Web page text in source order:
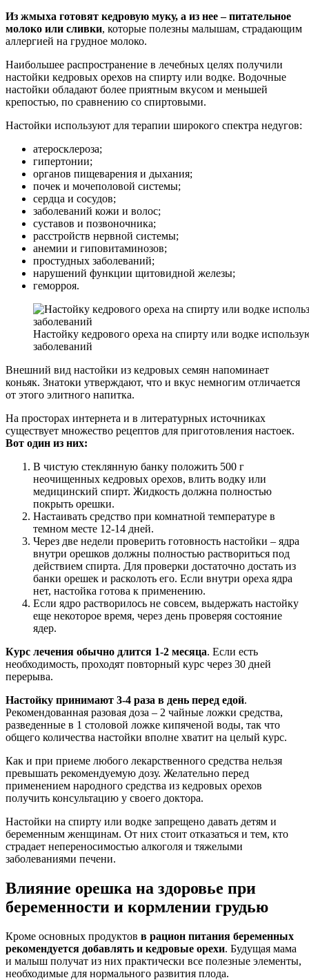
Из жмыха готовят кедровую муку, а из нее – питательное
молоко или сливки, которые полезны малышам, страдающим
аллергией на грудное молоко.
Наибольшее распространение в лечебных целях получили
настойки кедровых орехов на спирту или водке. Водочные
настойки обладают более приятным вкусом и меньшей
крепостью, по сравнению со спиртовыми.
Настойки используют для терапии широкого спектра недугов:
атеросклероза;
гипертонии;
органов пищеварения и дыхания;
почек и мочеполовой системы;
сердца и сосудов;
заболеваний кожи и волос;
суставов и позвоночника;
расстройств нервной системы;
анемии и гиповитаминозов;
простудных заболеваний;
нарушений функции щитовидной железы;
геморроя.
Настойку кедрового ореха на спирту или водке
заболеваний
Внешний вид настойки из кедровых семян напоминает
коньяк. Знатоки утверждают, что и вкус немногим отличается
от этого элитного напитка.
На просторах интернета и в литературных источниках
существует множество рецептов для приготовления настоек.
Вот один из них:
В чистую стеклянную банку положить 500 г
неочищенных кедровых орехов, влить водку или
медицинский спирт. Жидкость должна полностью
покрыть орешки.
Настаивать средство при комнатной температуре в
темном месте 12-14 дней.
Через две недели проверить готовность настойки – ядра
внутри орешков должны полностью раствориться под
действием спирта. Для проверки достаточно достать из
банки орешек и расколоть его. Если внутри ореха ядра
нет, настойка готова к применению.
Если ядро растворилось не совсем, выдержать настойку
еще некоторое время, через день проверяя состояние
ядер.
Курс лечения обычно длится 1-2 месяца. Если есть
необходимость, проходят повторный курс через 30 дней
перерыва.
Настойку принимают 3-4 раза в день перед едой.
Рекомендованная разовая доза – 2 чайные ложки средства,
разведенные в 1 столовой ложке кипяченой воды, так что
общего количества настойки вполне хватит на целый курс.
Как и при приеме любого лекарственного средства нельзя
превышать рекомендуемую дозу. Желательно перед
применением народного средства из кедровых орехов
получить консультацию у своего доктора.
Настойки на спирту или водке запрещено давать детям и
беременным женщинам. От них стоит отказаться и тем, кто
страдает непереносимостью алкоголя и тяжелыми
заболеваниями печени.
Влияние орешка на здоровье при
беременности и кормлении грудью
Кроме основных продуктов в рацион питания беременных
рекомендуется добавлять и кедровые орехи. Будущая мама
и малыш получат из них практически все полезные элементы,
необходимые для нормального развития плода.